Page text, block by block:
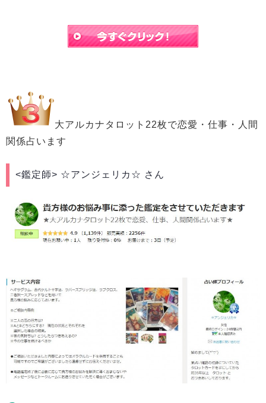
大アルカナタロット22枚で恋愛・仕事・人間
関係占います
<鑑定師> ☆アンジェリカ☆ さん